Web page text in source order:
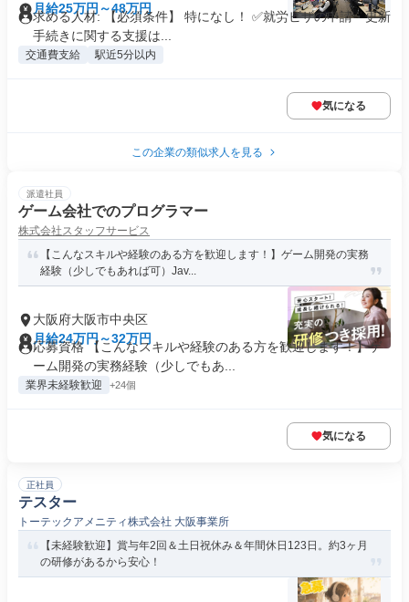
月給25万円～48万円
求める人材: 【必須条件】 特になし！ ✅就労ビザの申請・更新
手続きに関する支援は...
交通費支給 駅近5分以内
気になる
この企業の類似求人を見る
派遣社員
ゲーム会社でのプログラマー
株式会社スタッフサービス
【こんなスキルや経験のある方を歓迎します！】ゲーム開発の実務
経験（少しでもあれば可）Jav...
大阪府大阪市中央区
月給24万円～32万円
応募資格 【こんなスキルや経験のある方を歓迎します！】ゲ
ーム開発の実務経験（少しでもあ...
業界未経験歓迎 +24個
気になる
正社員
テスター
トーテックアメニティ株式会社 大阪事業所
【未経験歓迎】賞与年2回＆土日祝休み＆年間休日123日。約3ヶ月
の研修があるから安心！